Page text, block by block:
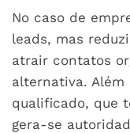
No caso de
leads, mas
atrair contatos
alternativa.
qualificado, que
gera-se